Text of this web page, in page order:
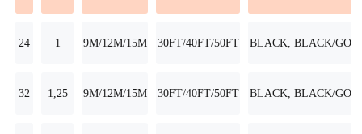
24 1 9M/12M/15M 30FT/40FT/50FT BLACK, BLACK/
32 1,25 9M/12M/15M 30FT/40FT/50FT BLACK, BLACK/